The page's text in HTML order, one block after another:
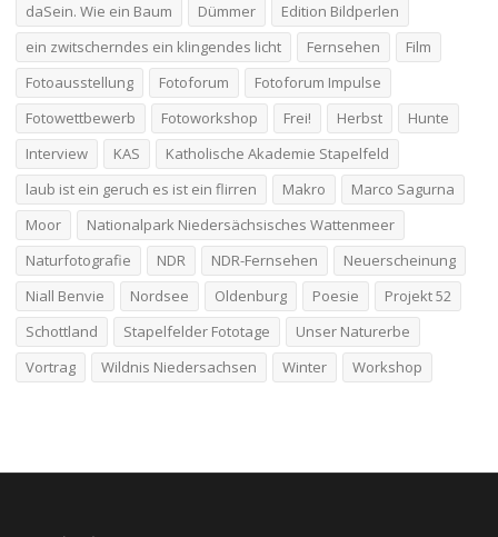
daSein. Wie ein Baum
Dümmer
Edition Bildperlen
ein zwitscherndes ein klingendes licht
Fernsehen
Film
Fotoausstellung
Fotoforum
Fotoforum Impulse
Fotowettbewerb
Fotoworkshop Frei! Herbst
Hunte
Interview
KAS
Katholische Akademie Stapelfeld
laub ist ein geruch es ist ein flirren
Makro
Marco Sagurna
Moor
Nationalpark Niedersächsisches Wattenmeer
Naturfotografie
NDR NDR-Fernsehen
Neuerscheinung
Niall Benvie
Nordsee Oldenburg Poesie
Projekt 52
Schottland
Stapelfelder Fototage
Unser Naturerbe
Vortrag
Wildnis Niedersachsen Winter Workshop